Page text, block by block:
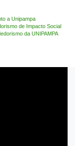
a Unipampa
de Impacto Social
da UNIPAMPA